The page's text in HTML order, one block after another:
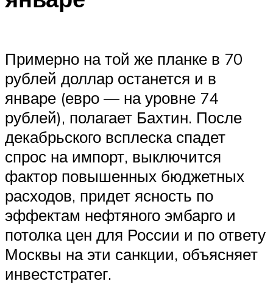
Примерно на той же планке в 70
рублей доллар останется и в
январе (евро — на уровне 74
рублей), полагает Бахтин. После
декабрьского всплеска спадет
спрос на импорт, выключится
фактор повышенных бюджетных
расходов, придет ясность по
эффектам нефтяного эмбарго и
потолка цен для России и по ответу
Москвы на эти санкции, объясняет
инвестстратег.